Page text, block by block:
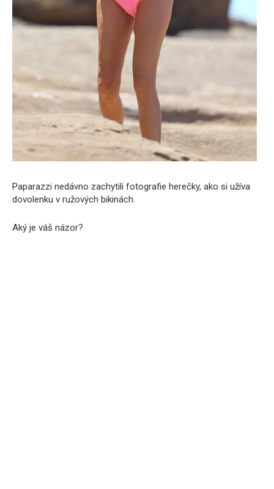
Paparazzi nedávno zachytili fotografie herečky, ako si užíva
dovolenku v ružových bikinách.
Aký je váš názor?